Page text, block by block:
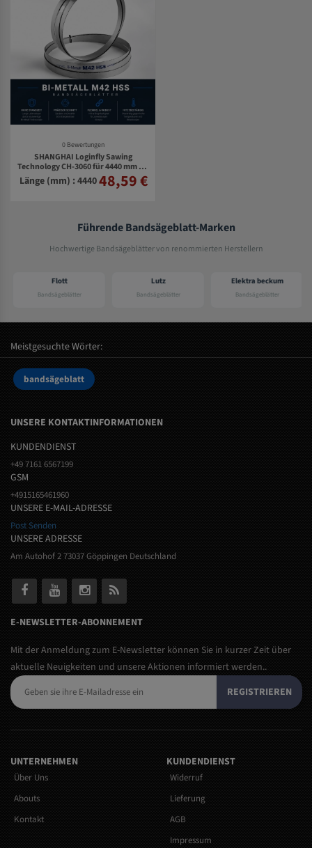
0 Bewertungen
SHANGHAI Loginfly Sawing
Technology CH-3060 für 4440 mm Bi-
Metall Bandsägeblätter
Länge (mm) : 444048,59 €
Führende Bandsägeblatt-Marken
Hochwertige Bandsägeblätter von renommierten Herstellern
Flott
Bandsägeblätter
Lutz
Bandsägeblätter
Elektra beckum
Bandsägeblätter
Meistgesuchte Wörter:
bandsägeblatt
UNSERE KONTAKTINFORMATIONEN
KUNDENDIENST
+49 7161 6567199
GSM
+4915165461960
UNSERE E-MAIL-ADRESSE
Post Senden
UNSERE ADRESSE
Am Autohof 2 73037 Göppingen Deutschland
E-NEWSLETTER-ABONNEMENT
Mit der Anmeldung zum E-Newsletter können Sie in kurzer Zeit über
aktuelle Neuigkeiten und unsere Aktionen informiert werden..
REGISTRIEREN
UNTERNEHMEN
Über Uns
Abouts
Kontakt
KUNDENDIENST
Widerruf
Lieferung
AGB
Impressum